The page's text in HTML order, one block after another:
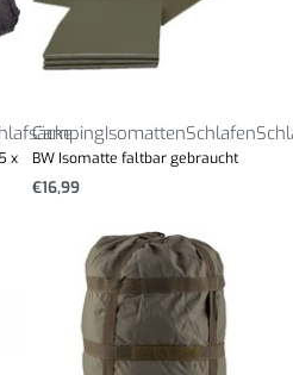
x
CampingIsomattenSchlafen
BW Isomatte faltbar gebraucht
€16,99